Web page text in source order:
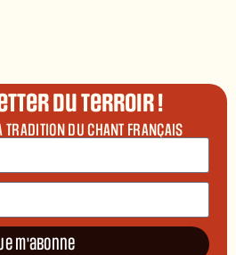
du terroir !
DU CHANT FRANÇAIS
m'abonne